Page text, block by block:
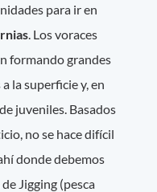
para ir en
. Los voraces
formando grandes
la superficie y, en
juveniles. Basados
no se hace difícil
donde debemos
Jigging (pesca